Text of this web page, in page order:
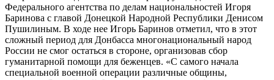
Федерального агентства по делам национальностей Игоря
Баринова с главой Донецкой Народной Республики Денисом
Пушилиным. В ходе нее Игорь Баринов отметил, что в этот
сложный период для Донбасса многонациональный народ
России не смог остаться в стороне, организовав сбор
гуманитарной помощи для беженцев. «С самого начала
специальной военной операции различные общины,